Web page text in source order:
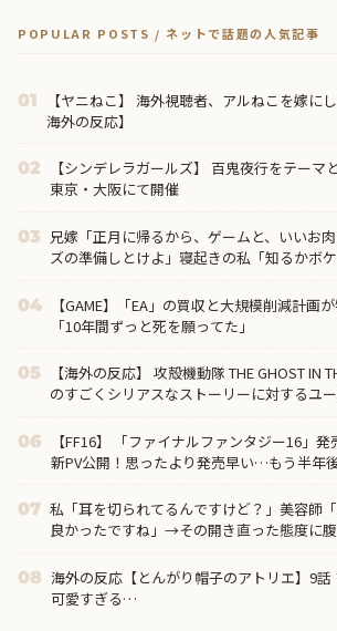
POPULAR POSTS / ネットで話題の人気記事
01
【ヤニねこ】 海外視聴者、アルねこを嫁に
海外の反応】
02
【シンデレラガールズ】 百鬼夜行をテーマ
東京・大阪にて開催
03 兄嫁「正月に帰るから、ゲームと、いいお
ズの準備しとけよ」寝起きの私「知るかボ
04
【GAME】「EA」の買収と大規模削減計画
「10年間ずっと死を願ってた」
05
【海外の反応】 攻殻機動隊 THE GHOST IN
のすごくシリアスなストーリーに対するユ
06
【FF16】 「ファイナルファンタジー16」
新PV公開！思ったより発売早い…もう半年
07 私「耳を切られてるんですけど？」美容師
良かったですね」→その開き直った態度に
08 海外の反応【とんがり帽子のアトリエ】9話
可愛すぎる…